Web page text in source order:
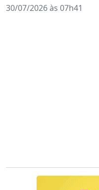
30/07/2026 às 07h41